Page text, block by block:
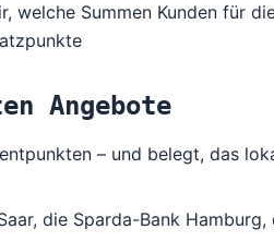
welche Summen Kunden für
Angebote
– und belegt, das
die Sparda-Bank